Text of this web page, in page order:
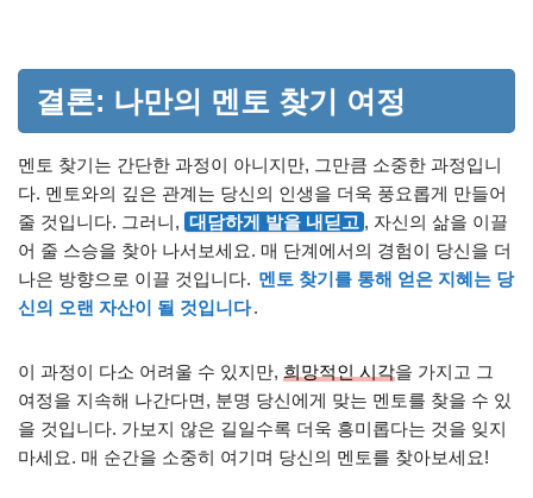
결론: 나만의 멘토 찾기 여정
멘토 찾기는 간단한 과정이 아니지만, 그만큼 소중한 과정입니
다. 멘토와의 깊은 관계는 당신의 인생을 더욱 풍요롭게 만들어
줄 것입니다. 그러니, 대담하게 발을 내딛고 , 자신의 삶을 이끌
어 줄 스승을 찾아 나서보세요. 매 단계에서의 경험이 당신을 더
나은 방향으로 이끌 것입니다. 멘토 찾기를 통해 얻은 지혜는 당
신의 오랜 자산이 될 것입니다.
이 과정이 다소 어려울 수 있지만, 희망적인 시각을 가지고 그
여정을 지속해 나간다면, 분명 당신에게 맞는 멘토를 찾을 수 있
을 것입니다. 가보지 않은 길일수록 더욱 흥미롭다는 것을 잊지
마세요. 매 순간을 소중히 여기며 당신의 멘토를 찾아보세요!